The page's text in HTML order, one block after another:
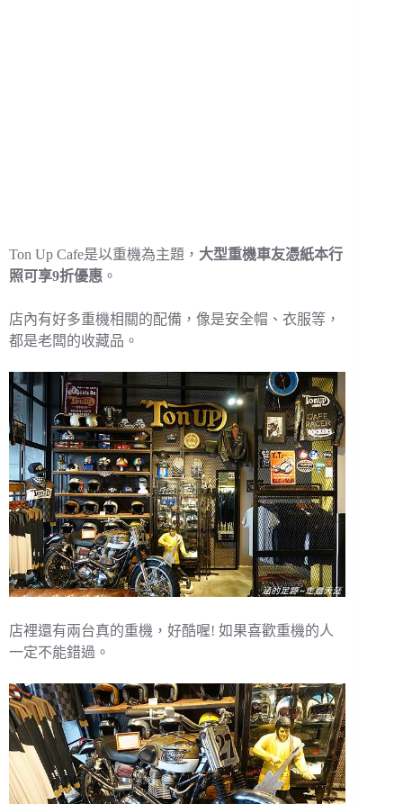
Ton Up Cafe是以重機為主題， 大型重機車友憑紙本行
照可享9折優惠 。
店內有好多重機相關的配備，像是安全帽、衣服等，
都是老闆的收藏品。
店裡還有兩台真的重機，好酷喔! 如果喜歡重機的人
一定不能錯過。